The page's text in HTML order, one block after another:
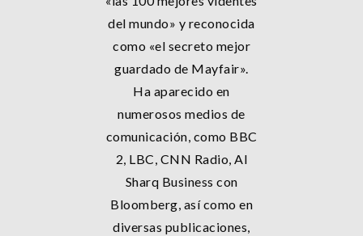
del mundo» y reconocida
como «el secreto mejor
guardado de Mayfair».
Ha aparecido en
numerosos medios de
comunicación, como BBC
2, LBC, CNN Radio, Al
Sharq Business con
Bloomberg, así como en
diversas publicaciones,